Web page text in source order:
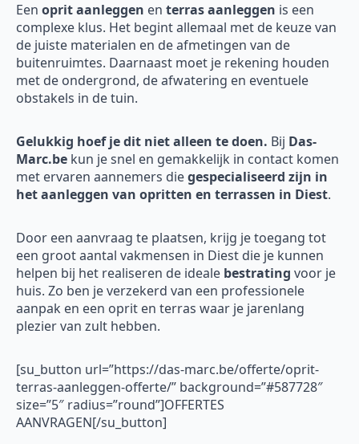
Een oprit aanleggen en terras aanleggen is een
complexe klus. Het begint allemaal met de keuze van
de juiste materialen en de afmetingen van de
buitenruimtes. Daarnaast moet je rekening houden
met de ondergrond, de afwatering en eventuele
obstakels in de tuin.
Gelukkig hoef je dit niet alleen te doen. Bij Das-
Marc.be kun je snel en gemakkelijk in contact komen
met ervaren aannemers diegespecialiseerd zijn in
het aanleggen van opritten en terrassen in Diest.
Door een aanvraag te plaatsen, krijg je toegang tot
een groot aantal vakmensen in Diest die je kunnen
helpen bij het realiseren de ideale bestrating voor je
huis. Zo ben je verzekerd van een professionele
aanpak en een oprit en terras waar je jarenlang
plezier van zult hebben.
[su_button url=”https://das-marc.be/offerte/oprit-
terras-aanleggen-offerte/” background=”#587728″
size=”5″ radius=”round”]OFFERTES
AANVRAGEN[/su_button]